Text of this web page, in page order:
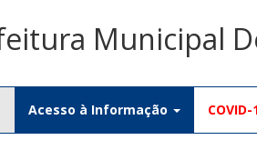
Municipal
(current)
Acesso à Informação COVID-